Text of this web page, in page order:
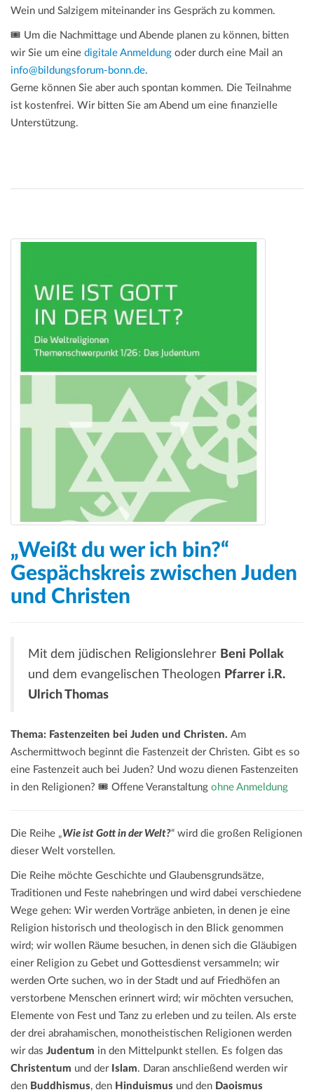
Wein und Salzigem miteinander ins Gespräch zu kommen.
🎟️ Um die Nachmittage und Abende planen zu können, bitten
wir Sie um eine digitale Anmeldung oder durch eine Mail an
info@bildungsforum-bonn.de.
Gerne können Sie aber auch spontan kommen. Die Teilnahme
ist kostenfrei. Wir bitten Sie am Abend um eine finanzielle
Unterstützung.
„Weißt du wer ich bin?“
Gespächskreis zwischen Juden
und Christen
Mit dem jüdischen Religionslehrer Beni Pollak
und dem evangelischen Theologen Pfarrer i.R.
Ulrich Thomas
Thema: Fastenzeiten bei Juden und Christen. Am
Aschermittwoch beginnt die Fastenzeit der Christen. Gibt es so
eine Fastenzeit auch bei Juden? Und wozu dienen Fastenzeiten
in den Religionen? 🎟️ Offene Veranstaltung ohne Anmeldung
Die Reihe „Wie ist Gott in der Welt?“ wird die großen Religionen
dieser Welt vorstellen.
Die Reihe möchte Geschichte und Glaubensgrundsätze,
Traditionen und Feste nahebringen und wird dabei verschiedene
Wege gehen: Wir werden Vorträge anbieten, in denen je eine
Religion historisch und theologisch in den Blick genommen
wird; wir wollen Räume besuchen, in denen sich die Gläubigen
einer Religion zu Gebet und Gottesdienst versammeln; wir
werden Orte suchen, wo in der Stadt und auf Friedhöfen an
verstorbene Menschen erinnert wird; wir möchten versuchen,
Elemente von Fest und Tanz zu erleben und zu teilen. Als erste
der drei abrahamischen, monotheistischen Religionen werden
wir das Judentum in den Mittelpunkt stellen. Es folgen das
Christentum und der Islam. Daran anschließend werden wir
den Buddhismus, den Hinduismus und den Daoismus